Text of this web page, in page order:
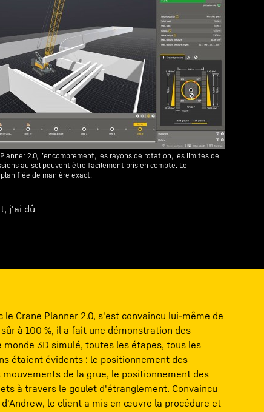
2.0, l’encombrement, les rayons de rotation, les limites de
au sol peuvent être facilement pris en compte. Le
de manière exact.
j'ai dû
Crane Planner 2.0, s'est convaincu lui-même de
à 100 %, il a fait une démonstration des
monde 3D simulé, toutes les étapes, tous les
étaient évidents : le positionnement des
de la grue, le positionnement des
à travers le goulet d'étranglement. Convaincu
le client a mis en œuvre la procédure et